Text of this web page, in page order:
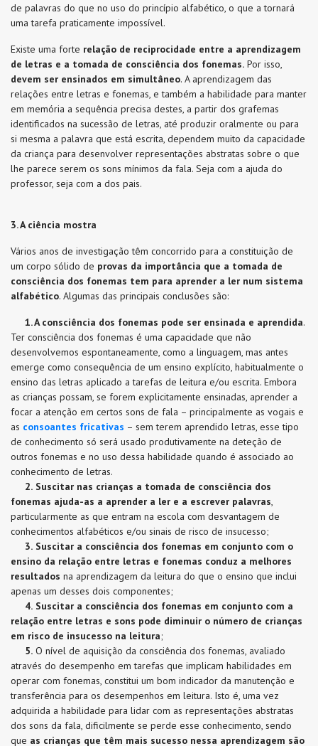
de palavras do que no uso do princípio alfabético, o que a tornará
uma tarefa praticamente impossível.
Existe uma forte relação de reciprocidade entre a aprendizagem
de letras e a tomada de consciência dos fonemas. Por isso,
devem ser ensinados em simultâneo. A aprendizagem das
relações entre letras e fonemas, e também a habilidade para manter
em memória a sequência precisa destes, a partir dos grafemas
identificados na sucessão de letras, até produzir oralmente ou para
si mesma a palavra que está escrita, dependem muito da capacidade
da criança para desenvolver representações abstratas sobre o que
lhe parece serem os sons mínimos da fala. Seja com a ajuda do
professor, seja com a dos pais.
3. A ciência mostra
Vários anos de investigação têm concorrido para a constituição de
um corpo sólido de provas da importância que a tomada de
consciência dos fonemas tem para aprender a ler num sistema
alfabético. Algumas das principais conclusões são:
1.A consciência dos fonemas pode ser ensinada e aprendida.
Ter consciência dos fonemas é uma capacidade que não
desenvolvemos espontaneamente, como a linguagem, mas antes
emerge como consequência de um ensino explícito, habitualmente o
ensino das letras aplicado a tarefas de leitura e/ou escrita. Embora
as crianças possam, se forem explicitamente ensinadas, aprender a
focar a atenção em certos sons de fala – principalmente as vogais e
as consoantes fricativas – sem terem aprendido letras, esse tipo
de conhecimento só será usado produtivamente na deteção de
outros fonemas e no uso dessa habilidade quando é associado ao
conhecimento de letras.
2. Suscitar nas crianças a tomada de consciência dos
fonemas ajuda-as a aprender a ler e a escrever palavras,
particularmente as que entram na escola com desvantagem de
conhecimentos alfabéticos e/ou sinais de risco de insucesso;
3. Suscitar a consciência dos fonemas em conjunto com o
ensino da relação entre letras e fonemas conduz a melhores
resultados na aprendizagem da leitura do que o ensino que inclui
apenas um desses dois componentes;
4. Suscitar a consciência dos fonemas em conjunto com a
relação entre letras e sons pode diminuir o número de crianças
em risco de insucesso na leitura;
5. O nível de aquisição da consciência dos fonemas, avaliado
através do desempenho em tarefas que implicam habilidades em
operar com fonemas, constitui um bom indicador da manutenção e
transferência para os desempenhos em leitura. Isto é, uma vez
adquirida a habilidade para lidar com as representações abstratas
dos sons da fala, dificilmente se perde esse conhecimento, sendo
que as crianças que têm mais sucesso nessa aprendizagem são